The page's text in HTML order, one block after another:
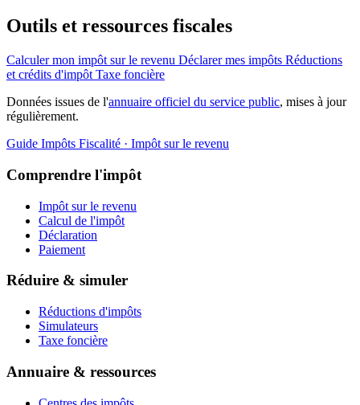
Outils et ressources fiscales
Calculer mon impôt sur le revenu Déclarer mes impôts Réductions
et crédits d'impôt Taxe foncière
Données issues de l'annuaire officiel du service public, mises à jour
régulièrement.
Guide Impôts Fiscalité · Impôt sur le revenu
Comprendre l'impôt
Impôt sur le revenu
Calcul de l'impôt
Déclaration
Paiement
Réduire & simuler
Réductions d'impôts
Simulateurs
Taxe foncière
Annuaire & ressources